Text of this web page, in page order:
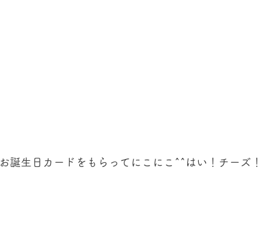
お誕生日カードをもらってにこにこ^^はい！チーズ！